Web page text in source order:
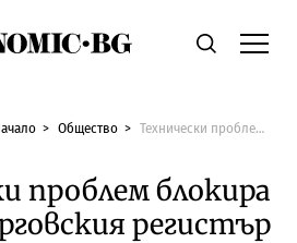
Economic.bgТърсене
Общество Технически проблем блокира Търговския регистър
проблем блокира
регистър